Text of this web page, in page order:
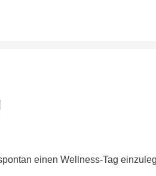
einen Wellness-Tag